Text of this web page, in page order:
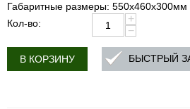
Габаритные размеры: 550x460x300мм
Кол-во:
+
−
В КОРЗИНУ БЫСТРЫЙ